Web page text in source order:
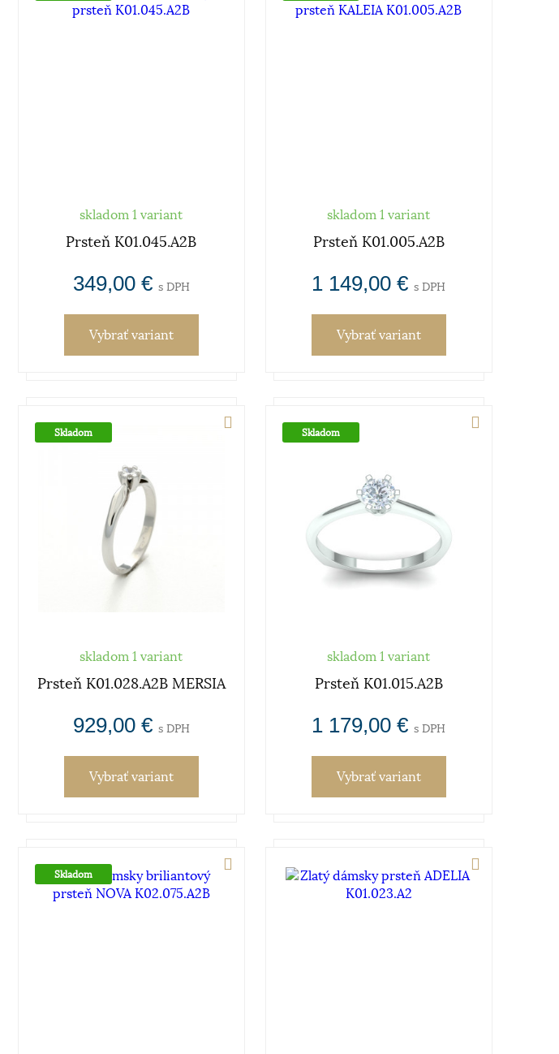
skladom 1 variant
Prsteň K01.045.A2B
349,00 € s DPH
Vybrať variant
skladom 1 variant
Prsteň K01.005.A2B
1 149,00 €s DPH
Vybrať variant
Skladom
skladom 1 variant
Prsteň K01.028.A2B MERSIA
929,00 € s DPH
Vybrať variant
Skladom
skladom 1 variant
Prsteň K01.015.A2B
1 179,00 €s DPH
Vybrať variant
Skladom